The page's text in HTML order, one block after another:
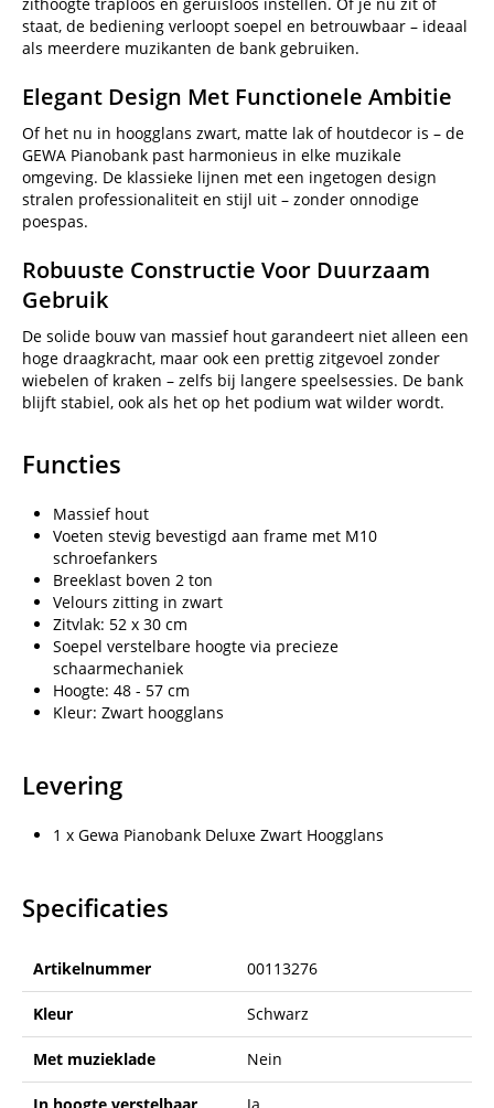
staat, de bediening verloopt soepel en betrouwbaar – ideaal
als meerdere muzikanten de bank gebruiken.
Elegant Design Met Functionele Ambitie
Of het nu in hoogglans zwart, matte lak of houtdecor is – de
GEWA Pianobank past harmonieus in elke muzikale
omgeving. De klassieke lijnen met een ingetogen design
stralen professionaliteit en stijl uit – zonder onnodige
poespas.
Robuuste Constructie Voor Duurzaam
Gebruik
De solide bouw van massief hout garandeert niet alleen een
hoge draagkracht, maar ook een prettig zitgevoel zonder
wiebelen of kraken – zelfs bij langere speelsessies. De bank
blijft stabiel, ook als het op het podium wat wilder wordt.
Functies
Massief hout
Voeten stevig bevestigd aan frame met M10
schroefankers
Breeklast boven 2 ton
Velours zitting in zwart
Zitvlak: 52 x 30 cm
Soepel verstelbare hoogte via precieze
schaarmechaniek
Hoogte: 48 - 57 cm
Kleur: Zwart hoogglans
Levering
1 x Gewa Pianobank Deluxe Zwart Hoogglans
Specificaties
Artikelnummer 00113276
Kleur Schwarz
Met muzieklade Nein